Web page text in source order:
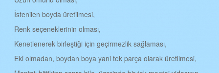
MANİSA KENET ÇATI
KAHRAMANMARAŞ KENET ÇATI
MARDİN KENET ÇATI
MUĞLA KENET ÇATI
İstenilen boyda üretilmesi,
Renk seçeneklerinin olması,
Kenetlenerek birleştiği için geçirmezlik sağlaması,
Eki olmadan, boydan boya yani tek parça olarak üretilmesi,